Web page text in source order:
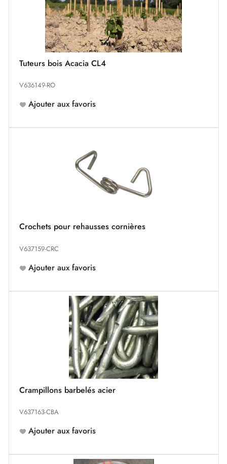
Tuteurs bois Acacia CL4
V636149-RO
Ajouter aux favoris
Crochets pour rehausses cornières
V637159-CRC
Ajouter aux favoris
Crampillons barbelés acier
V637163-CBA
Ajouter aux favoris